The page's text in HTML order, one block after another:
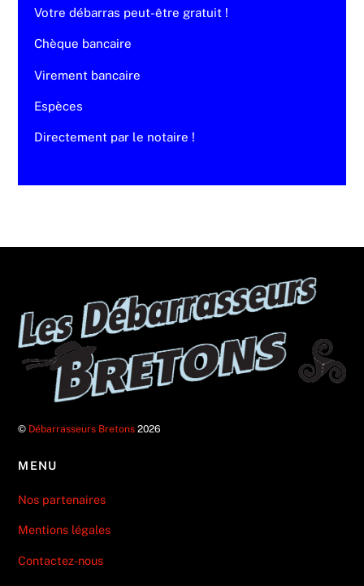
Votre débarras peut-être gratuit !
Chèque bancaire
Virement bancaire
Espèces
Directement par le notaire !
© Débarrasseurs Bretons 2026
MENU
Nos partenaires
Mentions légales
Contactez-nous